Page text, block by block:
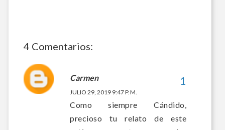
4 Comentarios:
Carmen
JULIO 29, 2019 9:47 P. M.
Como siempre Cándido,
precioso tu relato de este